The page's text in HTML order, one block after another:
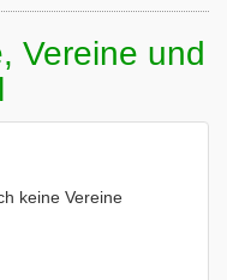
Vereine und
keine Vereine